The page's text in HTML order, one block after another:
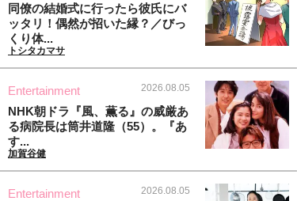
同僚の結婚式に行ったら彼氏にバ
ッタリ！偶然が招いた縁？／びっ
くり体...
トシタカマサ
Entertainment 2026.08.05
NHK朝ドラ『風、薫る』の威厳あ
る病院長は筒井道隆（55）。『あ
す...
加賀谷健
Entertainment 2026.08.05